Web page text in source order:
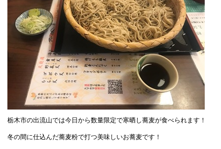
栃木市の出流山では今日から数量限定で寒晒し蕎麦が食べられます！
冬の間に仕込んだ蕎麦粉で打つ美味しいお蕎麦です！